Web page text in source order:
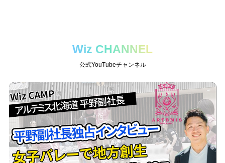
Wiz CHANNEL
公式YouTubeチャンネル